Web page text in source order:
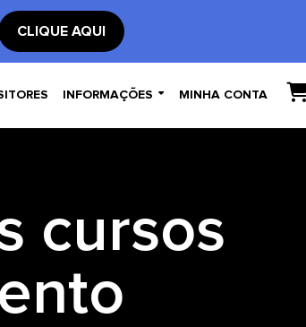
CLIQUE AQUI
INFORMAÇÕES  MINHA CONTA
cursos